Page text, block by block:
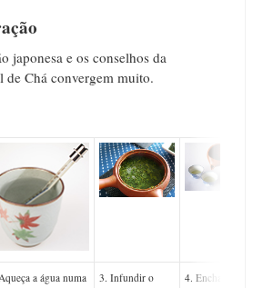
japonesa e os conselhos da
Chá convergem muito.
a água numa
3. Infundir o
4. Encha os